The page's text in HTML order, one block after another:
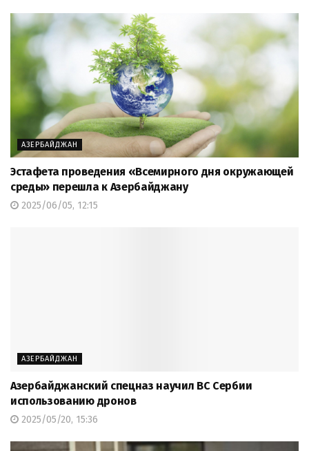
АЗЕРБАЙДЖАН
Эстафета проведения «Всемирного дня окружающей
среды» перешла к Азербайджану
2025/06/05, 12:15
АЗЕРБАЙДЖАН
Азербайджанский спецназ научил ВС Сербии
использованию дронов
2025/05/20, 15:36